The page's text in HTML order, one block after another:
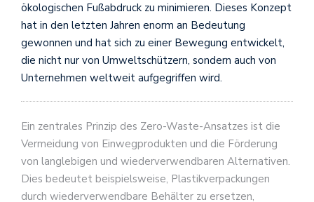
ökologischen Fußabdruck zu minimieren. Dieses Konzept
hat in den letzten Jahren enorm an Bedeutung
gewonnen und hat sich zu einer Bewegung entwickelt,
die nicht nur von Umweltschützern, sondern auch von
Unternehmen weltweit aufgegriffen wird.
Ein zentrales Prinzip des Zero-Waste-Ansatzes ist die
Vermeidung von Einwegprodukten und die Förderung
von langlebigen und wiederverwendbaren Alternativen.
Dies bedeutet beispielsweise, Plastikverpackungen
durch wiederverwendbare Behälter zu ersetzen,